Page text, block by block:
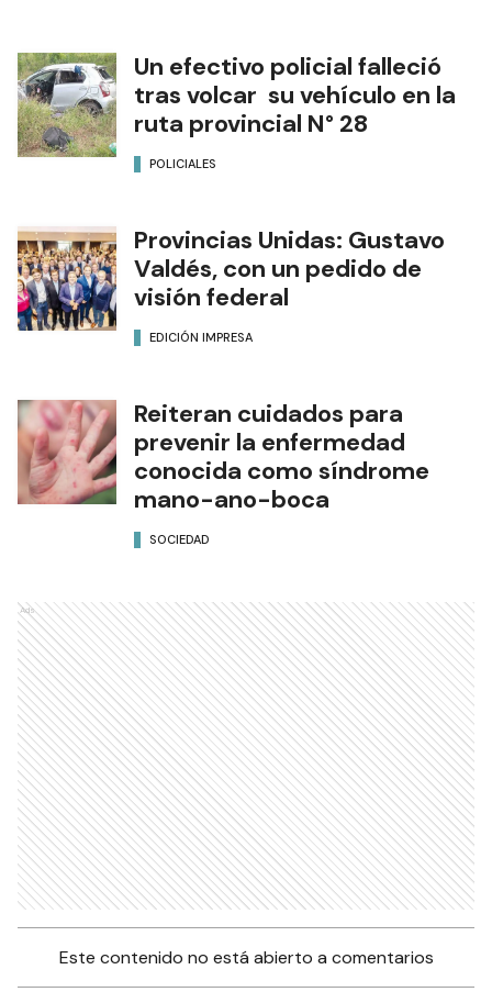
Un efectivo policial falleció
tras volcar su vehículo en la
ruta provincial N° 28
POLICIALES
Provincias Unidas: Gustavo
Valdés, con un pedido de
visión federal
EDICIÓN IMPRESA
Reiteran cuidados para
prevenir la enfermedad
conocida como síndrome
mano-ano-boca
SOCIEDAD
Ads
Este contenido no está abierto a comentarios